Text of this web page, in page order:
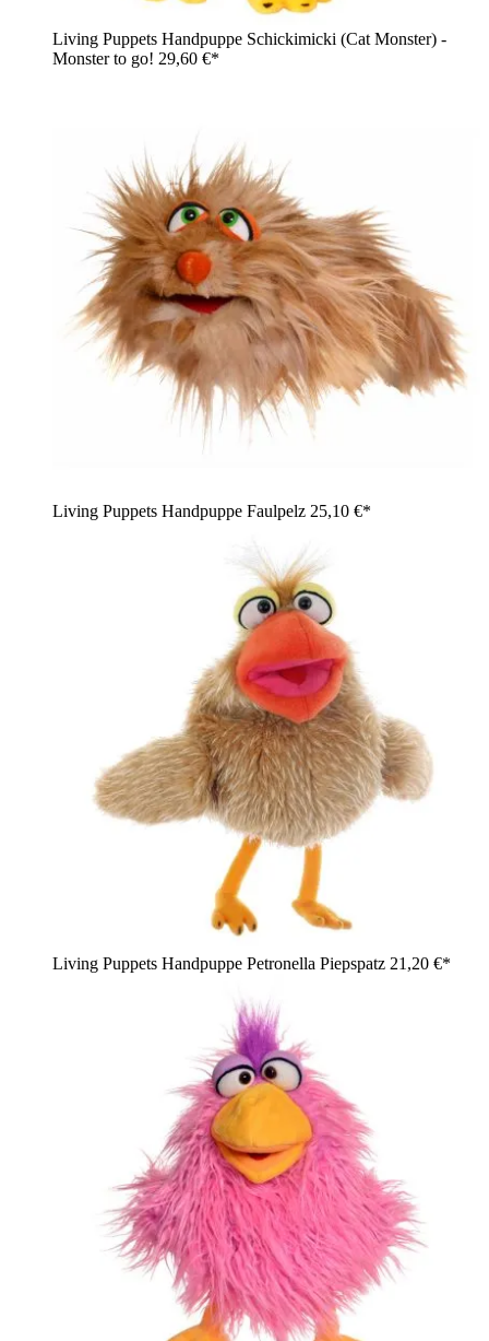
Living Puppets Handpuppe Schickimicki (Cat Monster) -
Monster to go! 29,60 €*
Living Puppets Handpuppe Faulpelz 25,10 €*
Living Puppets Handpuppe Petronella Piepspatz 21,20 €*